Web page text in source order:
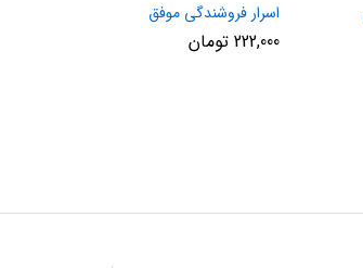
اسرار فروشندگی موفق
222,000 تومان